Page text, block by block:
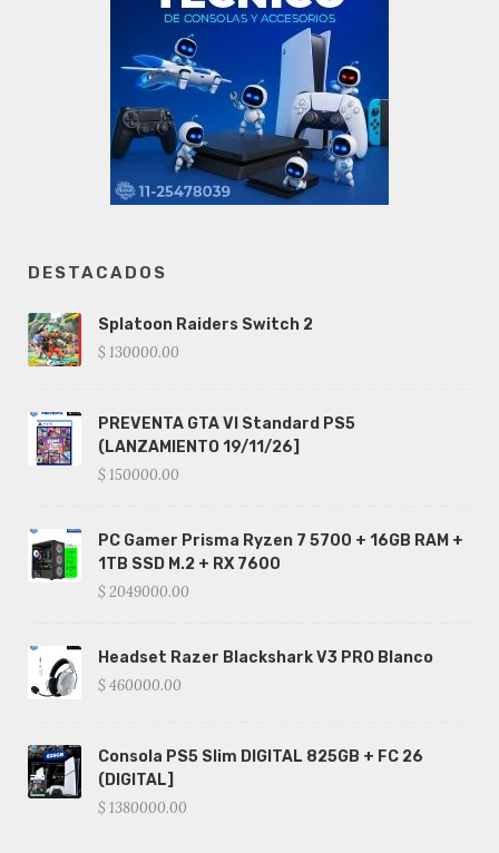
DESTACADOS
Splatoon Raiders Switch 2
$ 130000.00
PREVENTA GTA VI Standard PS5
(LANZAMIENTO 19/11/26]
$ 150000.00
PC Gamer Prisma Ryzen 7 5700 + 16GB RAM +
1TB SSD M.2 + RX 7600
$ 2049000.00
Headset Razer Blackshark V3 PRO Blanco
$ 460000.00
Consola PS5 Slim DIGITAL 825GB + FC 26
(DIGITAL]
$ 1380000.00